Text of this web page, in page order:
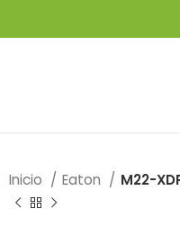
Inicio Eaton M22-